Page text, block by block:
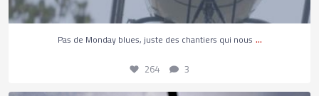
264 3
Pas de Monday blues, juste des chantiers qui nous ...
264 3